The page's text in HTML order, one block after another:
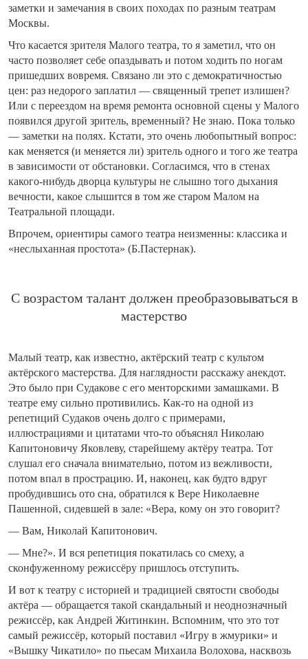
заметки и замечания в своих походах по разным театрам
Москвы.
Что касается зрителя Малого театра, то я заметил, что он
часто позволяет себе опаздывать и потом ходить по ногам
пришедших вовремя. Связано ли это с демократичностью
цен: раз недорого заплатил — священный трепет излишен?
Или с переездом на время ремонта основной сцены у Малого
появился другой зритель, временный? Не знаю. Пока только
— заметки на полях. Кстати, это очень любопытный вопрос:
как меняется (и меняется ли) зритель одного и того же театра
в зависимости от обстановки. Согласимся, что в стенах
какого-нибудь дворца культуры не слышно того дыхания
вечности, какое слышится в том же старом Малом на
Театральной площади.
Впрочем, ориентиры самого театра неизменны: классика и
«неслыханная простота» (Б.Пастернак).
С возрастом талант должен преобразовываться в
мастерство
Малый театр, как известно, актёрский театр с культом
актёрского мастерства. Для наглядности расскажу анекдот.
Это было при Судакове с его менторскими замашками. В
театре ему сильно противились. Как-то на одной из
репетиций Судаков очень долго с примерами,
иллюстрациями и цитатами что-то объяснял Николаю
Капитоновичу Яковлеву, старейшему актёру театра. Тот
слушал его сначала внимательно, потом из вежливости,
потом впал в прострацию. И, наконец, как будто вдруг
пробудившись ото сна, обратился к Вере Николаевне
Пашенной, сидевшей в зале: «Вера, кому он это говорит?
— Вам, Николай Капитонович.
— Мне?». И вся репетиция покатилась со смеху, а
сконфуженному режиссёру пришлось отступить.
И вот к театру с историей и традицией святости свободы
актёра — обращается такой скандальный и неоднозначный
режиссёр, как Андрей Житинкин. Вспомним, что это тот
самый режиссёр, который поставил «Игру в жмурики» и
«Вышку Чикатило» по пьесам Михаила Волохова, насквозь